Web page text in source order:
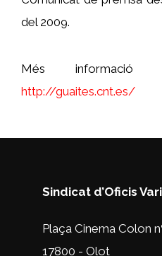
del 2009.
Més
http://guaites.cnt.es/
Sindicat d’Oficis
Plaça Cinema Colon
17800 - Olot